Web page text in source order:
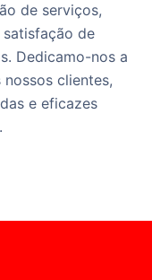
de serviços,
de
Dedicamo-nos a
clientes,
e eficazes